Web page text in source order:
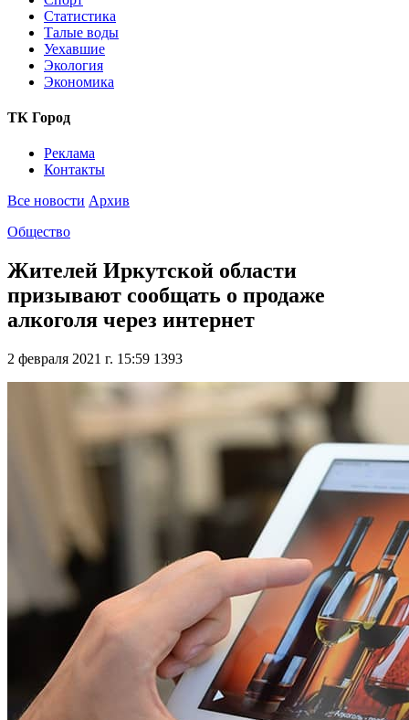
Статистика
Талые воды
Уехавшие
Экология
Экономика
ТК Город
Реклама
Контакты
Все новости Архив
Общество
Жителей Иркутской области
призывают сообщать о продаже
алкоголя через интернет
2 февраля 2021 г. 15:59 1393